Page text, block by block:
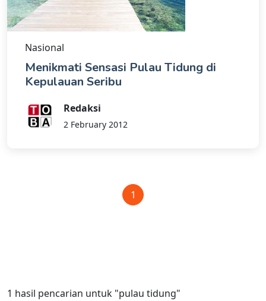
Nasional
Menikmati Sensasi Pulau Tidung di
Kepulauan Seribu
Redaksi
2 February 2012
1
1 hasil pencarian untuk "pulau tidung"